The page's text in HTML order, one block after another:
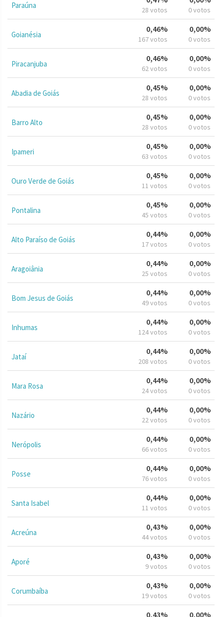
Paraúna 28 votos 0 votos
Goianésia
0,46%
167 votos
0,00%
0 votos
Piracanjuba
0,46%
62 votos
0,00%
0 votos
Abadia de Goiás
0,45%
28 votos
0,00%
0 votos
Barro Alto
0,45%
28 votos
0,00%
0 votos
Ipameri
0,45%
63 votos
0,00%
0 votos
Ouro Verde de Goiás
0,45%
11 votos
0,00%
0 votos
Pontalina
0,45%
45 votos
0,00%
0 votos
Alto Paraíso de Goiás
0,44%
17 votos
0,00%
0 votos
Aragoiânia
0,44%
25 votos
0,00%
0 votos
Bom Jesus de Goiás
0,44%
49 votos
0,00%
0 votos
Inhumas
0,44%
124 votos
0,00%
0 votos
Jataí
0,44%
208 votos
0,00%
0 votos
Mara Rosa
0,44%
24 votos
0,00%
0 votos
Nazário
0,44%
22 votos
0,00%
0 votos
Nerópolis
0,44%
66 votos
0,00%
0 votos
Posse
0,44%
76 votos
0,00%
0 votos
Santa Isabel
0,44%
11 votos
0,00%
0 votos
Acreúna
0,43%
44 votos
0,00%
0 votos
Aporé
0,43%
9 votos
0,00%
0 votos
Corumbaíba
0,43%
19 votos
0,00%
0 votos
0,43% 0,00%